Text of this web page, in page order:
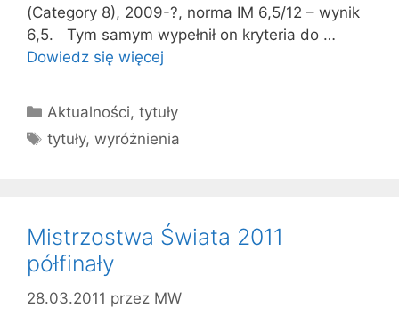
(Category 8), 2009-?, norma IM 6,5/12 – wynik
6,5. Tym samym wypełnił on kryteria do …
Dowiedz się więcej
Kategorie
Aktualności,tytuły
Tagi
tytuły,wyróżnienia
Mistrzostwa Świata 2011
półfinały
28.03.2011 przez MW